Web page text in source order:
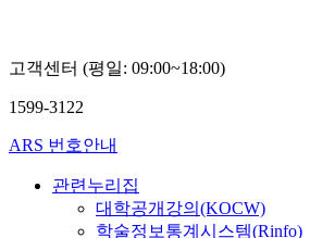
고객센터 (평일: 09:00~18:00)
1599-3122
ARS 번호안내
관련누리집
대학공개강의(KOCW)
학술정보통계시스템(Rinfo)